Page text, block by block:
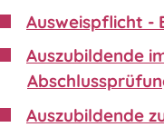
Ausweispflicht -
Auszubildende
Auszubildende